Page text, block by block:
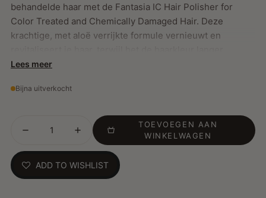
behandelde haar met de Fantasia IC Hair Polisher for
Color Treated and Chemically Damaged Hair. Deze
krachtige, met aloë verrijkte formule vernieuwt en
levendig houdt en intensieve glans toevoegt.
Belangrijkste kenmerken:
Herstelt en versterkt chemisch behandeld en gekleurd
haar
Verlengt de levensduur van semi-permanente en
permanente haarkleur
Sluit de haarschubben af om kleurvervaging te
Lees meer
Bijna uitverkocht
TOEVOEGEN AAN
WINKELWAGEN
ADD TO WISHLIST